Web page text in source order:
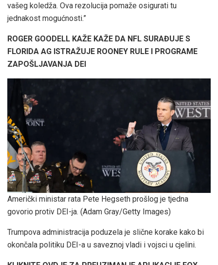
vašeg koledža. Ova rezolucija pomaže osigurati tu
jednakost mogućnosti.”
ROGER GOODELL KAŽE KAŽE DA NFL SURAĐUJE S
FLORIDA AG ISTRAŽUJE ROONEY RULE I PROGRAME
ZAPOŠLJAVANJA DEI
Američki ministar rata Pete Hegseth prošlog je tjedna
govorio protiv DEI-ja. (Adam Gray/Getty Images)
Trumpova administracija poduzela je slične korake kako bi
okončala politiku DEI-a u saveznoj vladi i vojsci u cjelini.